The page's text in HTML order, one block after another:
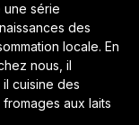
Culture
une série
des
locale. En
nous, il
cuisine des
aux laits